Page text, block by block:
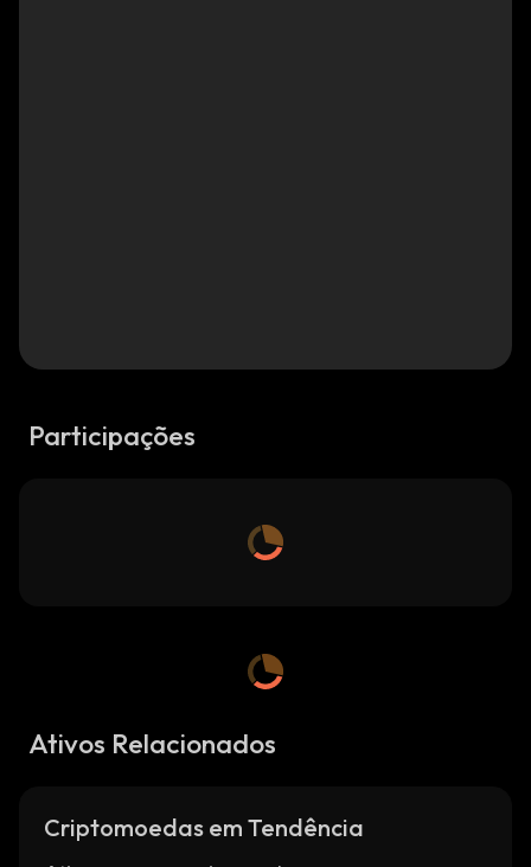
Participações
Ativos Relacionados
Criptomoedas em Tendência